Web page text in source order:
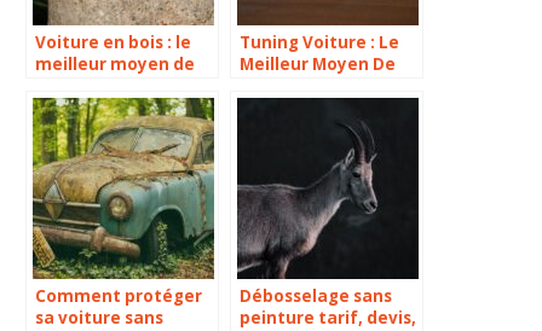
Voiture en bois : le
meilleur moyen de
Tuning Voiture : Le
Meilleur Moyen De
Comment protéger
sa voiture sans
Débosselage sans
peinture tarif, devis,